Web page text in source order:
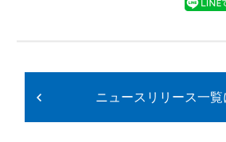
ニュースリリース一覧